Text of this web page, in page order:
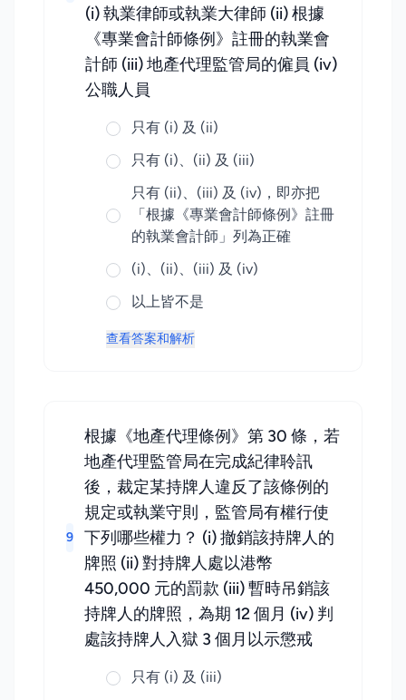
(i) 執業律師或執業大律師 (ii) 根據
《專業會計師條例》註冊的執業會
計師 (iii) 地產代理監管局的僱員 (iv)
公職人員
只有 (i) 及 (ii)
只有 (i)、(ii) 及 (iii)
只有 (ii)、(iii) 及 (iv)，即亦把
「根據《專業會計師條例》註冊
的執業會計師」列為正確
(i)、(ii)、(iii) 及 (iv)
以上皆不是
查看答案和解析
9
根據《地產代理條例》第 30 條，若
地產代理監管局在完成紀律聆訊
後，裁定某持牌人違反了該條例的
規定或執業守則，監管局有權行使
下列哪些權力？ (i) 撤銷該持牌人的
牌照 (ii) 對持牌人處以港幣
450,000 元的罰款 (iii) 暫時吊銷該
持牌人的牌照，為期 12 個月 (iv) 判
處該持牌人入獄 3 個月以示懲戒
只有 (i) 及 (iii)